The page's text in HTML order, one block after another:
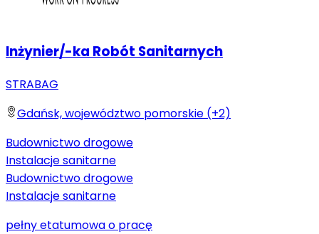
Inżynier/-ka Robót Sanitarnych
STRABAG
Gdańsk, województwo pomorskie (+2)
Budownictwo drogowe
Instalacje sanitarne
Budownictwo drogowe
Instalacje sanitarne
pełny etatumowa o pracę